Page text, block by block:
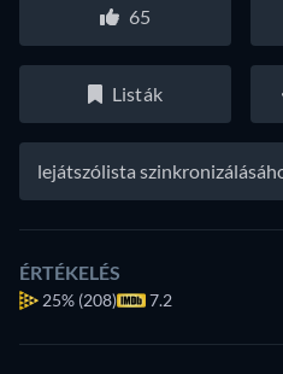
65
Listák
A lejátszólista
ÉRTÉKELÉS
25% (208) 7.2